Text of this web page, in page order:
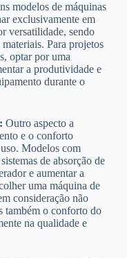
modelos de máquinas
exclusivamente em
versatilidade, sendo
Para projetos
optar por uma
a produtividade e
durante o
Outro aspecto a
e o conforto
Modelos com
de absorção de
e aumentar a
uma máquina de
consideração não
também o conforto do
na qualidade e